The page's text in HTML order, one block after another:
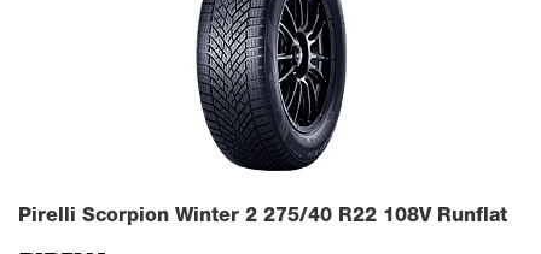
Pirelli Scorpion Winter 2 275/40 R22 108V Runflat